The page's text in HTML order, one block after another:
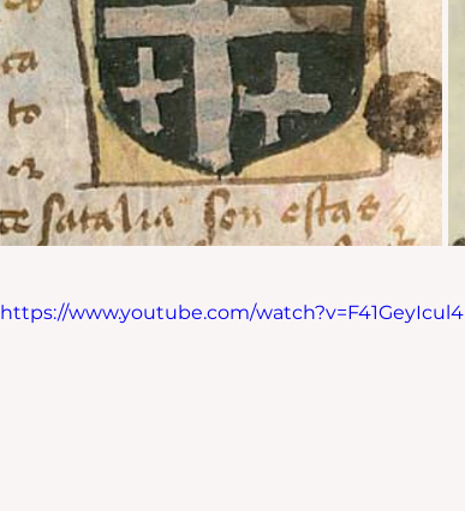
https://www.youtube.com/watch?v=F41GeyIcul4